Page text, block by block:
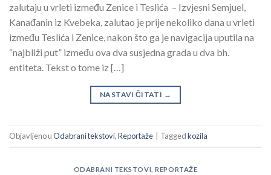
zalutaju u vrleti između Zenice i Teslića – Izvjesni Semjuel,
Kanađanin iz Kvebeka, zalutao je prije nekoliko dana u vrleti
između Teslića i Zenice, nakon što ga je navigacija uputila na
“najbliži put” između ova dva susjedna grada u dva bh.
entiteta. Tekst o tome iz […]
NASTAVI ČITATI →
Objavljeno uOdabrani tekstovi,Reportaže Taggedkozila
ODABRANI TEKSTOVI ,REPORTAŽE